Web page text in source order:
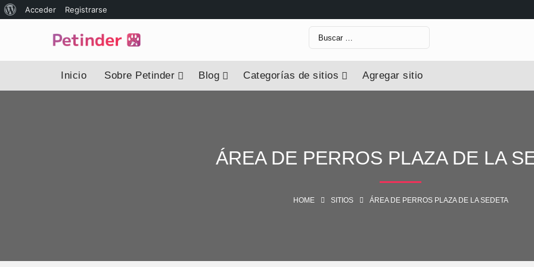
Acerca
WordPress
Acceder Registrarse
Buscar:
Inicio Sobre Petinder Blog Categorías de sitios Agregar sitio
ÁREA DE PERROS PLAZA DE LA
HOME SITIOS ÁREA DE PERROS PLAZA DE LA SEDETA